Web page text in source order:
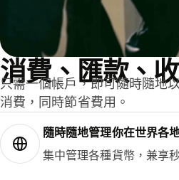
消費、匯款、
只需一個帳戶，即可隨時隨地
消費，同時節省費用。
隨時隨地管理你在世界各
集中管理各種貨幣，兼享